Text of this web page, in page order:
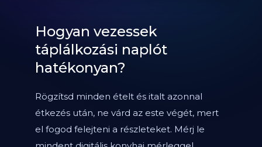
Hogyan vezessek
táplálkozási naplót
hatékonyan?
Rögzítsd minden ételt és italt azonnal
étkezés után, ne várd az este végét, mert
el fogod felejteni a részleteket. Mérj le